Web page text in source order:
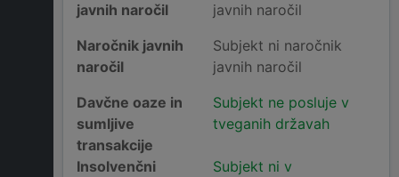
javnih naročil
javnih naročil
Naročnik javnih
naročil
Subjekt ni naročnik
javnih naročil
Davčne oaze in
sumljive
transakcije
Subjekt ne posluje v
tveganih državah
Insolvenčni
Subjekt ni v